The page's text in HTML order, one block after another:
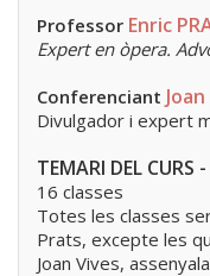
Professor Enric
Expert en òpera.
Conferenciant Joan
Divulgador i expert
TEMARI DEL CURS -
16 classes
Totes les classes
Prats, excepte les
Joan Vives,